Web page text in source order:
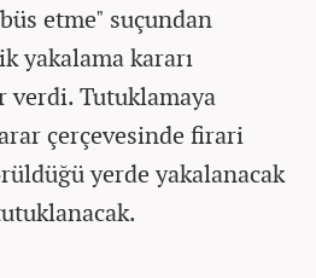
etme" suçundan
yakalama kararı
verdi. Tutuklamaya
çerçevesinde firari
yerde yakalanacak